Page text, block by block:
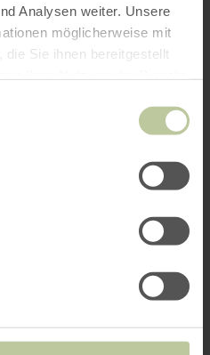
Analysen weiter. Unsere
möglicherweise mit
Sie ihnen bereitgestellt